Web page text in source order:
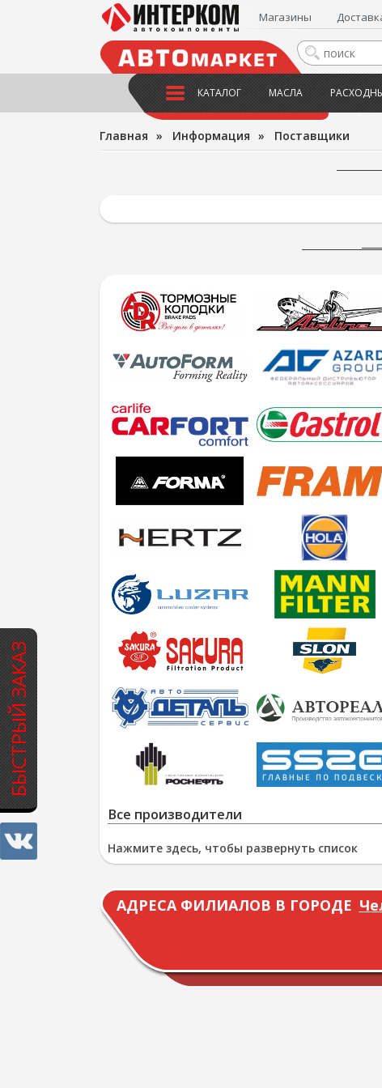
БЫСТРЫЙ ЗАКАЗ
Магазины
КАТАЛОГ МАСЛА
Главная » Информация » Поставщики
Все производители
Нажмите здесь, чтобы развернуть список
АДРЕСА ФИЛИАЛОВ В ГОРОДЕ